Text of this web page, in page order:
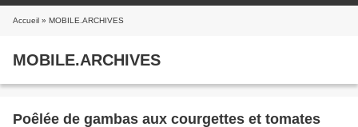
Accueil » MOBILE.ARCHIVES
MOBILE.ARCHIVES
Poêlée de gambas aux courgettes et tomates